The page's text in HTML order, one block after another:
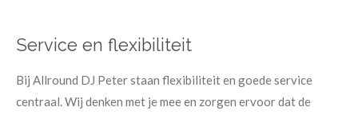
Service en flexibiliteit
Bij Allround DJ Peter staan flexibiliteit en goede service
centraal. Wij denken met je mee en zorgen ervoor dat de